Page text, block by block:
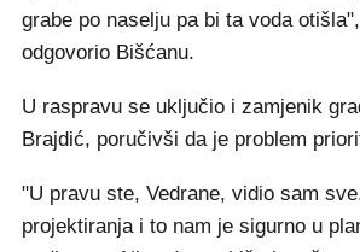
grabe po naselju pa bi ta voda
odgovorio Bišćanu.
U raspravu se uključio i zamjenik
Brajdić, poručivši da je problem
"U pravu ste, Vedrane, vidio sam
projektiranja i to nam je sigurno u